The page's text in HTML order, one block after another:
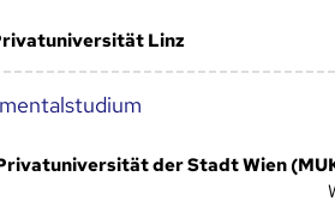
Linz
der Stadt Wien